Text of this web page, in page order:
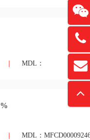
MDL：
MDL：
扫